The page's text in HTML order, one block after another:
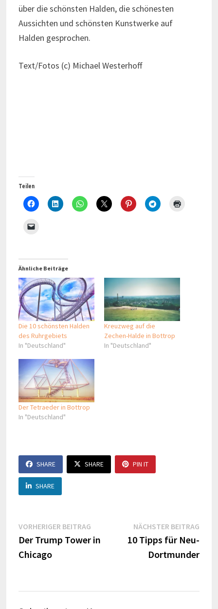
über die schönsten Halden, die schönesten
Aussichten und schönsten Kunstwerke auf
Halden gesprochen.
Text/Fotos (c) Michael Westerhoff
Teilen
Ähnliche Beiträge
Die 10 schönsten Halden
des Ruhrgebiets
In "Deutschland"
Kreuzweg auf die
Zechen-Halde in Bottrop
In "Deutschland"
Der Tetraeder in Bottrop
In "Deutschland"
SHARE SHARE PIN IT
SHARE
Beitragsnavigation
VORHERIGER BEITRAGVorheriger
Beitrag:
Der Trump Tower in
Chicago
NÄCHSTER BEITRAG
10 Tipps für Neu-
Dortmunder